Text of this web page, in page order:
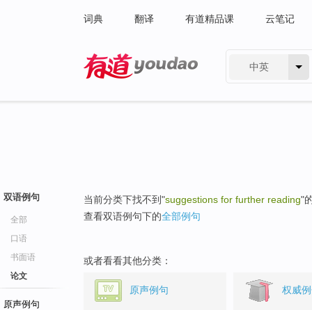
词典 翻译 有道精品课 云笔记
中英
双语例句
全部
口语
书面语
论文
原声例句
当前分类下找不到"suggestions for further reading"
查看双语例句下的全部例句
或者看看其他分类：
原声例句 权威